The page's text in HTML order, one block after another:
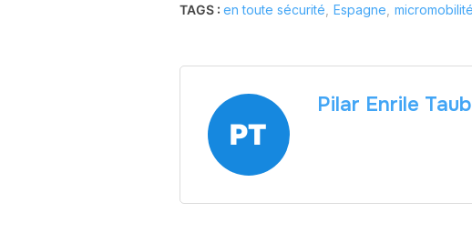
TAGS : en toute sécurité Espagne micromobilité
Pilar Enrile Taub